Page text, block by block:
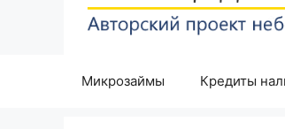
Микрозаймы Кредиты